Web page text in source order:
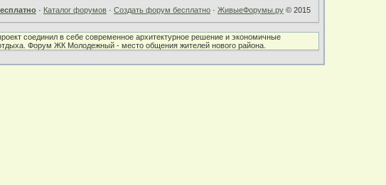
· Каталог форумов· Создать форум бесплатно· ЖивыеФорумы.ру© 2015
соединил в себе современное архитектурное решение и экономичные
Форум ЖК Молодежный - место общения жителей нового района.